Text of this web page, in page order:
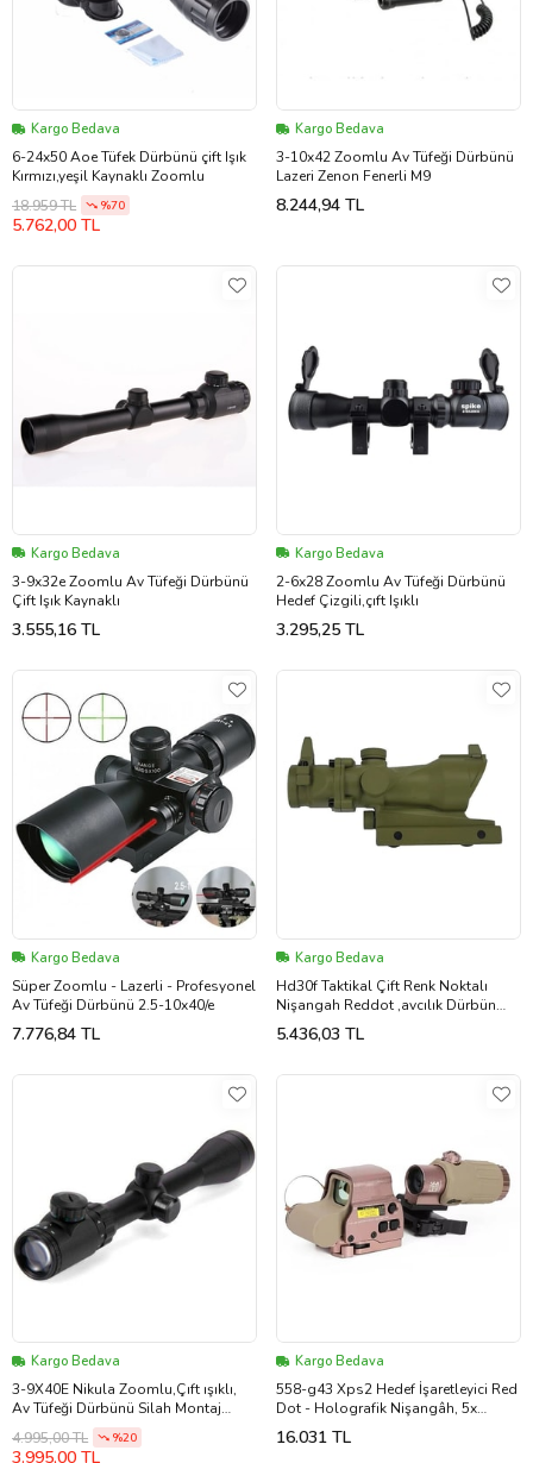
Kargo Bedava
6-24x50 Aoe Tüfek Dürbünü çift Işık
Kırmızı,yeşil Kaynaklı Zoomlu
18.959 TL
%70
5.762,00 TL
Kargo Bedava
3-10x42 Zoomlu Av Tüfeği Dürbünü
Lazeri Zenon Fenerli M9
8.244,94 TL
Kargo Bedava
3-9x32e Zoomlu Av Tüfeği Dürbünü
Çift Işık Kaynaklı
3.555,16 TL
Kargo Bedava
2-6x28 Zoomlu Av Tüfeği Dürbünü
Hedef Çizgili,çıft Işıklı
3.295,25 TL
Kargo Bedava
Süper Zoomlu - Lazerli - Profesyonel
Av Tüfeği Dürbünü 2.5-10x40/e
7.776,84 TL
Kargo Bedava
Hd30f Taktikal Çift Renk Noktalı
Nişangah Reddot ,avcılık Dürbün
Kamuflaj
5.436,03 TL
Kargo Bedava
3-9X40E Nikula Zoomlu,Çıft ışıklı,
Av Tüfeği Dürbünü Silah Montaj
Kelepçeli
4.995,00 TL %20
3.995,00 TL
Kargo Bedava
558-g43 Xps2 Hedef İşaretleyici Red
Dot - Holografik Nişangâh, 5x
Büyütmeli Set Çöl Rengi
16.031 TL